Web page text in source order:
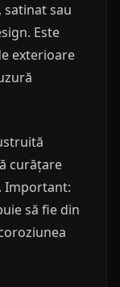
sau
Este
exterioare
curățare
Important:
să fie din